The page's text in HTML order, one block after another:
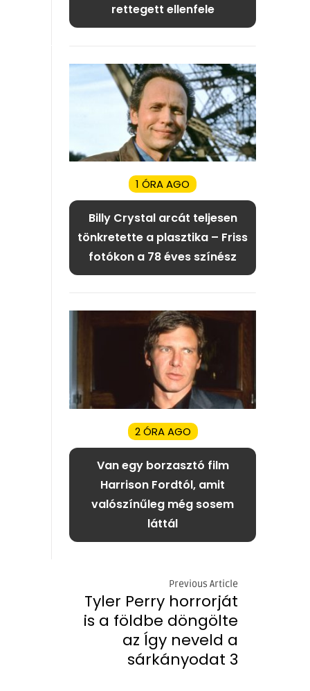
rettegett ellenfele
1 ÓRA AGO
Billy Crystal arcát teljesen
tönkretette a plasztika – Friss
fotókon a 78 éves színész
2 ÓRA AGO
Van egy borzasztó film
Harrison Fordtól, amit
valószínűleg még sosem
láttál
Previous Article
Tyler Perry horrorját
is a földbe döngölte
az Így neveld a
sárkányodat 3